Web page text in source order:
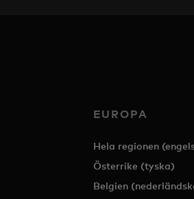
EUROPA
Hela regionen
Österrike (tyska)
Belgien